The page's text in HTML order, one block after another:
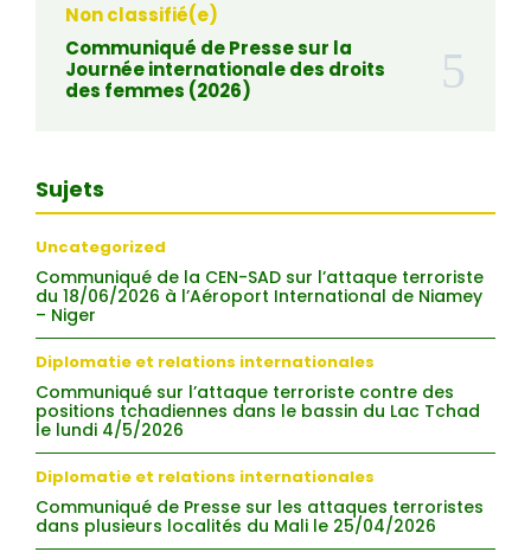
Non classifié(e)
Communiqué de Presse sur la
Journée internationale des droits
des femmes (2026)
Sujets
Uncategorized
Communiqué de la CEN-SAD sur l’attaque terroriste
du 18/06/2026 à l’Aéroport International de Niamey
– Niger
Diplomatie et relations internationales
Communiqué sur l’attaque terroriste contre des
positions tchadiennes dans le bassin du Lac Tchad
le lundi 4/5/2026
Diplomatie et relations internationales
Communiqué de Presse sur les attaques terroristes
dans plusieurs localités du Mali le 25/04/2026